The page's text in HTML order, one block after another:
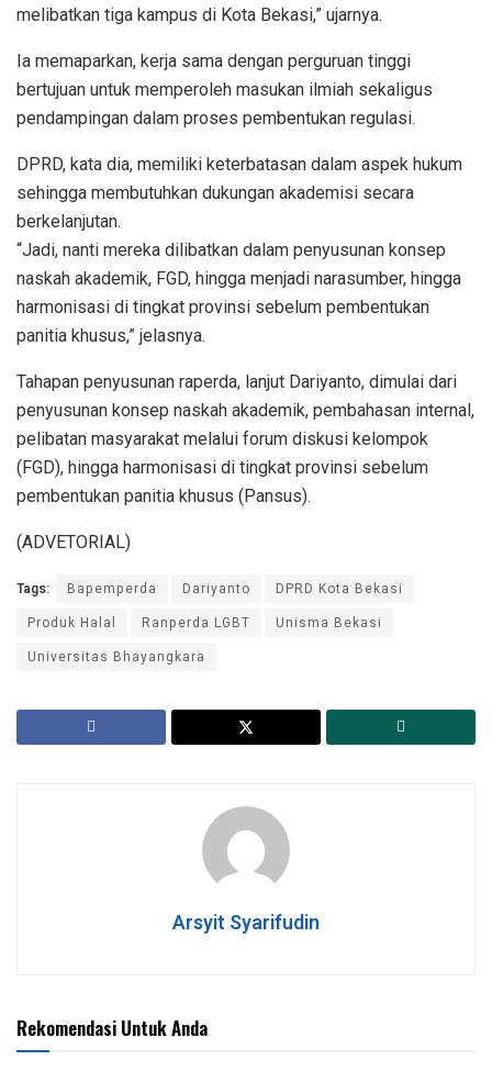
melibatkan tiga kampus di Kota Bekasi,” ujarnya.
Ia memaparkan, kerja sama dengan perguruan tinggi
bertujuan untuk memperoleh masukan ilmiah sekaligus
pendampingan dalam proses pembentukan regulasi.
DPRD, kata dia, memiliki keterbatasan dalam aspek hukum
sehingga membutuhkan dukungan akademisi secara
berkelanjutan.
“Jadi, nanti mereka dilibatkan dalam penyusunan konsep
naskah akademik, FGD, hingga menjadi narasumber, hingga
harmonisasi di tingkat provinsi sebelum pembentukan
panitia khusus,” jelasnya.
Tahapan penyusunan raperda, lanjut Dariyanto, dimulai dari
penyusunan konsep naskah akademik, pembahasan internal,
pelibatan masyarakat melalui forum diskusi kelompok
(FGD), hingga harmonisasi di tingkat provinsi sebelum
pembentukan panitia khusus (Pansus).
(ADVETORIAL)
Tags: Bapemperda Dariyanto
DPRD Kota Bekasi
Produk Halal
Ranperda LGBT
Unisma Bekasi
Universitas Bhayangkara
Arsyit Syarifudin
Rekomendasi Untuk Anda